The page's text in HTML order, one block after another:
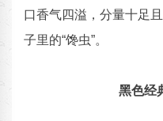
口香气四溢，分量十足
子里的“馋虫”。
黑色经